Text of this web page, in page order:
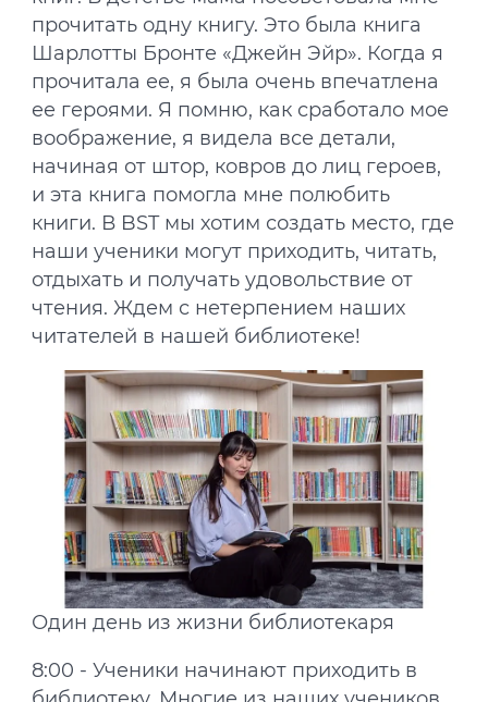
прочитать одну книгу. Это была книга
Шарлотты Бронте «Джейн Эйр». Когда я
прочитала ее, я была очень впечатлена
ее героями. Я помню, как сработало мое
воображение, я видела все детали,
начиная от штор, ковров до лиц героев,
и эта книга помогла мне полюбить
книги. В BST мы хотим создать место, где
наши ученики могут приходить, читать,
отдыхать и получать удовольствие от
чтения. Ждем с нетерпением наших
читателей в нашей библиотеке!
Один день из жизни библиотекаря
8:00 - Ученики начинают приходить в